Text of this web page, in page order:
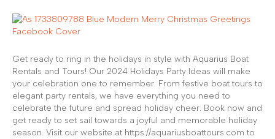
Get ready to ring in the holidays in style with Aquarius Boat
Rentals and Tours! Our 2024 Holidays Party Ideas will make
your celebration one to remember. From festive boat tours to
elegant party rentals, we have everything you need to
celebrate the future and spread holiday cheer. Book now and
get ready to set sail towards a joyful and memorable holiday
season. Visit our website at https://aquariusboattours.com to